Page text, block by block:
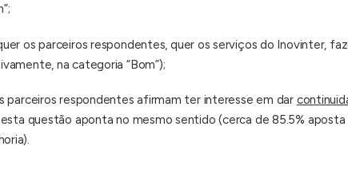
os parceiros respondentes, quer os serviços do Inovinter,
na categoria “Bom”);
parceiros respondentes afirmam ter interesse em dar
questão aponta no mesmo sentido (cerca de 85.5%